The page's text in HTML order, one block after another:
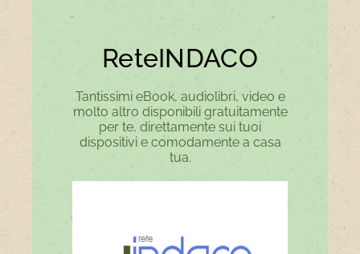
ReteINDACO
Tantissimi eBook, audiolibri, video e
molto altro disponibili gratuitamente
per te, direttamente sui tuoi
dispositivi e comodamente a casa
tua.